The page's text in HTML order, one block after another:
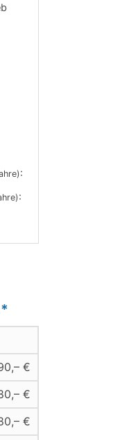
:
:
€
€
€